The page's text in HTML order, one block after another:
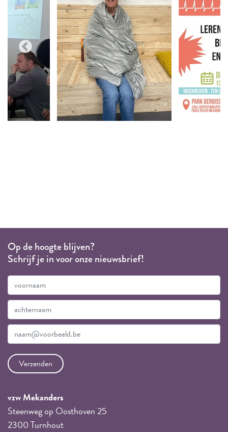
Op de hoogte blijven?
Schrijf je in voor onze nieuwsbrief!
vzw Mekanders
Steenweg op Oosthoven 25
2300 Turnhout